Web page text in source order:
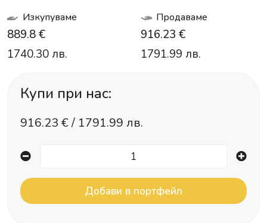
Изкупуваме
889.8 €
1740.30 лв.
Продаваме
916.23 €
1791.99 лв.
Купи при нас:
916.23 € / 1791.99 лв.